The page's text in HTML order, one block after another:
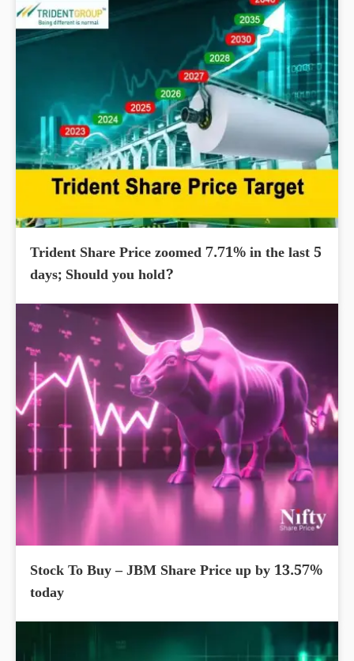
Trident Share Price zoomed 7.71% in the last 5
days; Should you hold?
Stock To Buy – JBM Share Price up by 13.57%
today